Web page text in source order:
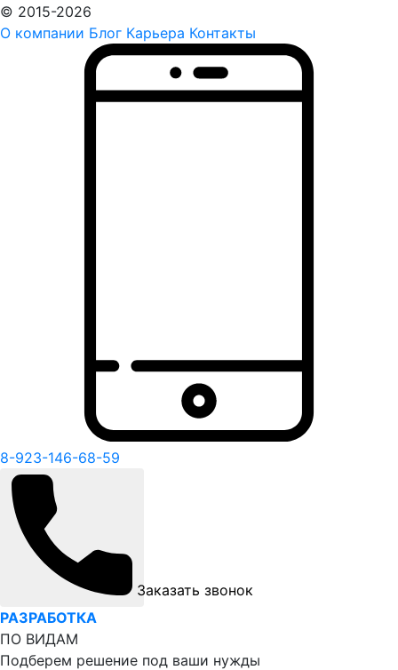
© 2015-2026
О компании Блог Карьера Контакты
8-923-146-68-59
Заказать звонок
РАЗРАБОТКА
ПО ВИДАМ
Подберем решение под ваши нужды